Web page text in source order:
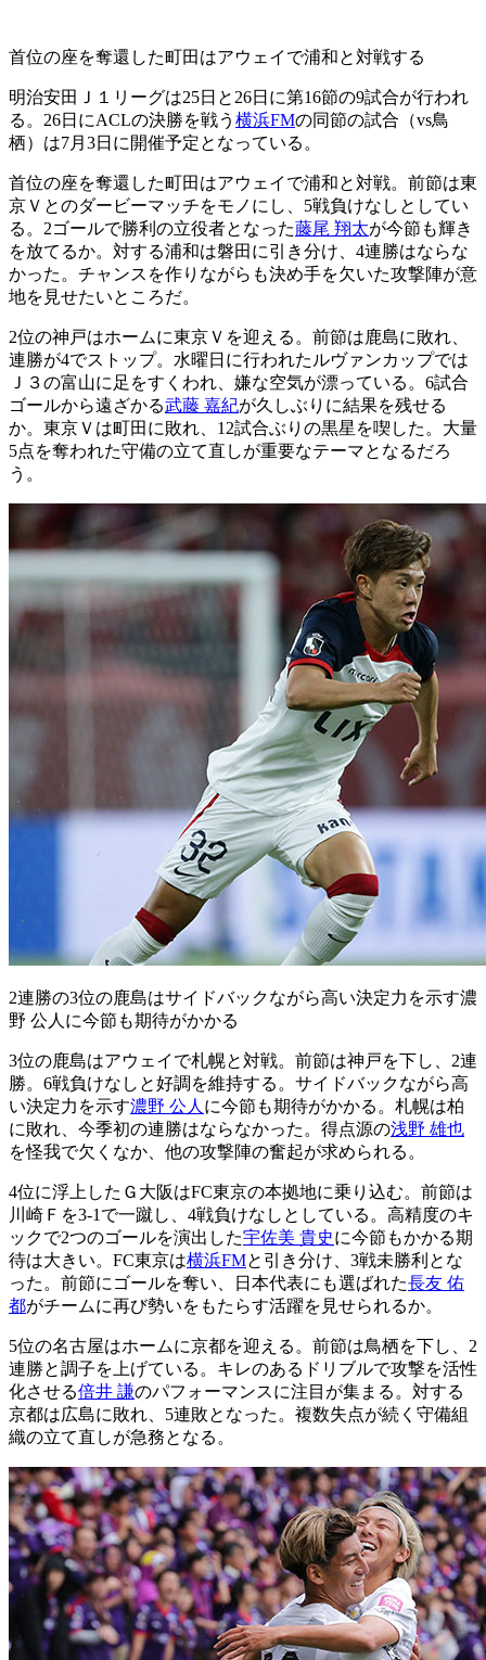
首位の座を奪還した町田はアウェイで浦和と対戦する
明治安田Ｊ１リーグは25日と26日に第16節の9試合が行われ
る。26日にACLの決勝を戦う 横浜FMの同節の試合（vs鳥
栖）は7月3日に開催予定となっている。
首位の座を奪還した町田はアウェイで浦和と対戦。前節は東
京Ｖとのダービーマッチをモノにし、5戦負けなしとしてい
る。2ゴールで勝利の立役者となった藤尾 翔太が今節も輝き
を放てるか。対する浦和は磐田に引き分け、4連勝はならな
かった。チャンスを作りながらも決め手を欠いた攻撃陣が意
地を見せたいところだ。
2位の神戸はホームに東京Ｖを迎える。前節は鹿島に敗れ、
連勝が4でストップ。水曜日に行われたルヴァンカップでは
Ｊ３の富山に足をすくわれ、嫌な空気が漂っている。6試合
ゴールから遠ざかる武藤 嘉紀が久しぶりに結果を残せる
か。東京Ｖは町田に敗れ、12試合ぶりの黒星を喫した。大量
5点を奪われた守備の立て直しが重要なテーマとなるだろ
う。
2連勝の3位の鹿島はサイドバックながら高い決定力を示す濃
野 公人に今節も期待がかかる
3位の鹿島はアウェイで札幌と対戦。前節は神戸を下し、2連
勝。6戦負けなしと好調を維持する。サイドバックながら高
い決定力を示す濃野 公人 に今節も期待がかかる。札幌は柏
に敗れ、今季初の連勝はならなかった。得点源の浅野 雄也
を怪我で欠くなか、他の攻撃陣の奮起が求められる。
4位に浮上したＧ大阪はFC東京の本拠地に乗り込む。前節は
川崎Ｆを3-1で一蹴し、4戦負けなしとしている。高精度のキ
ックで2つのゴールを演出した宇佐美 貴史に今節もかかる期
待は大きい。FC東京は横浜FMと引き分け、3戦未勝利とな
った。前節にゴールを奪い、日本代表にも選ばれた長友 佑
都がチームに再び勢いをもたらす活躍を見せられるか。
5位の名古屋はホームに京都を迎える。前節は鳥栖を下し、2
連勝と調子を上げている。キレのあるドリブルで攻撃を活性
化させる倍井 謙のパフォーマンスに注目が集まる。対する
京都は広島に敗れ、5連敗となった。複数失点が続く守備組
織の立て直しが急務となる。